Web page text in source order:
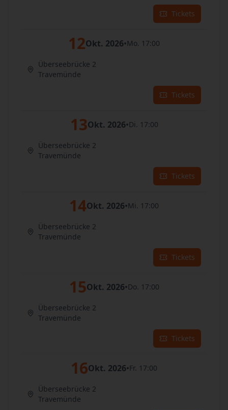
Tickets
12Okt. 2026•Mo. 17:00
Überseebrücke 2
Travemünde
Tickets
13Okt. 2026•Di. 17:00
Überseebrücke 2
Travemünde
Tickets
14Okt. 2026•Mi. 17:00
Überseebrücke 2
Travemünde
Tickets
15Okt. 2026•Do. 17:00
Überseebrücke 2
Travemünde
Tickets
16Okt. 2026•Fr. 17:00
Überseebrücke 2
Travemünde